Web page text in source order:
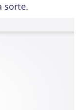
sorte.